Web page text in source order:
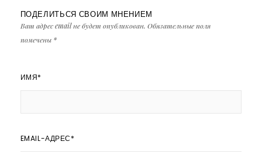
ПОДЕЛИТЬСЯ СВОИМ МНЕНИЕМ
Ваш адрес email не будет опубликован. Обязательные поля
помечены *
ИМЯ*
EMAIL-АДРЕС*